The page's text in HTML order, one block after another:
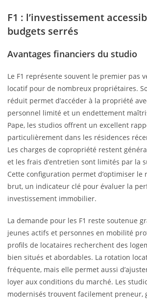
F1 : l’investissement
budgets serrés
Avantages financiers du studio
Le F1 représente souvent le premier pas
locatif pour de nombreux propriétaires.
réduit permet d’accéder à la propriété
personnel limité et un endettement
Pape, les studios offrent un excellent
particulièrement dans les résidences
Les charges de copropriété restent
et les frais d’entretien sont limités par la
Cette configuration permet d’optimiser le
brut, un indicateur clé pour évaluer la
investissement immobilier.
La demande pour les F1 reste soutenue
jeunes actifs et personnes en mobilité
profils de locataires recherchent des
bien situés et abordables. La rotation
fréquente, mais elle permet aussi
loyer aux conditions du marché. Les
modernisés trouvent facilement preneur,